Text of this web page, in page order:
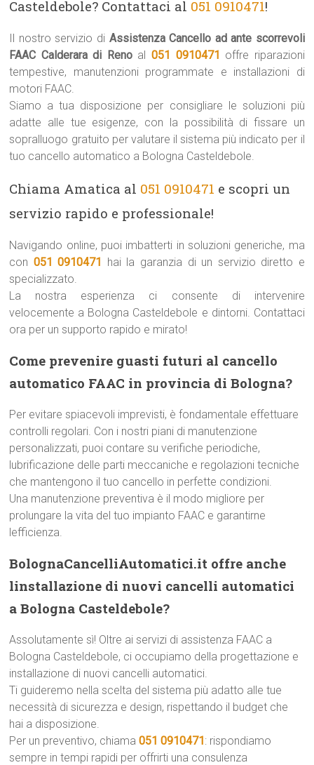
Casteldebole? Contattaci al 051 0910471!
Il nostro servizio di Assistenza Cancello ad ante scorrevoli
FAAC Calderara di Renoal051 0910471 offre riparazioni
tempestive, manutenzioni programmate e installazioni di
motori FAAC.
Siamo a tua disposizione per consigliare le soluzioni più
adatte alle tue esigenze, con la possibilità di fissare un
sopralluogo gratuito per valutare il sistema più indicato per il
tuo cancello automatico a Bologna Casteldebole.
Chiama Amatica al 051 0910471 e scopri un
servizio rapido e professionale!
Navigando online, puoi imbatterti in soluzioni generiche, ma
con 051 0910471 hai la garanzia di un servizio diretto e
specializzato.
La nostra esperienza ci consente di intervenire
velocemente a Bologna Casteldebole e dintorni. Contattaci
ora per un supporto rapido e mirato!
Come prevenire guasti futuri al cancello
automatico FAAC in provincia di Bologna?
Per evitare spiacevoli imprevisti, è fondamentale effettuare
controlli regolari. Con i nostri piani di manutenzione
personalizzati, puoi contare su verifiche periodiche,
lubrificazione delle parti meccaniche e regolazioni tecniche
che mantengono il tuo cancello in perfette condizioni.
Una manutenzione preventiva è il modo migliore per
prolungare la vita del tuo impianto FAAC e garantirne
lefficienza.
BolognaCancelliAutomatici.it offre anche
linstallazione di nuovi cancelli automatici
a Bologna Casteldebole?
Assolutamente sì! Oltre ai servizi di assistenza FAAC a
Bologna Casteldebole, ci occupiamo della progettazione e
installazione di nuovi cancelli automatici.
Ti guideremo nella scelta del sistema più adatto alle tue
necessità di sicurezza e design, rispettando il budget che
hai a disposizione.
Per un preventivo, chiama051 0910471: rispondiamo
sempre in tempi rapidi per offrirti una consulenza